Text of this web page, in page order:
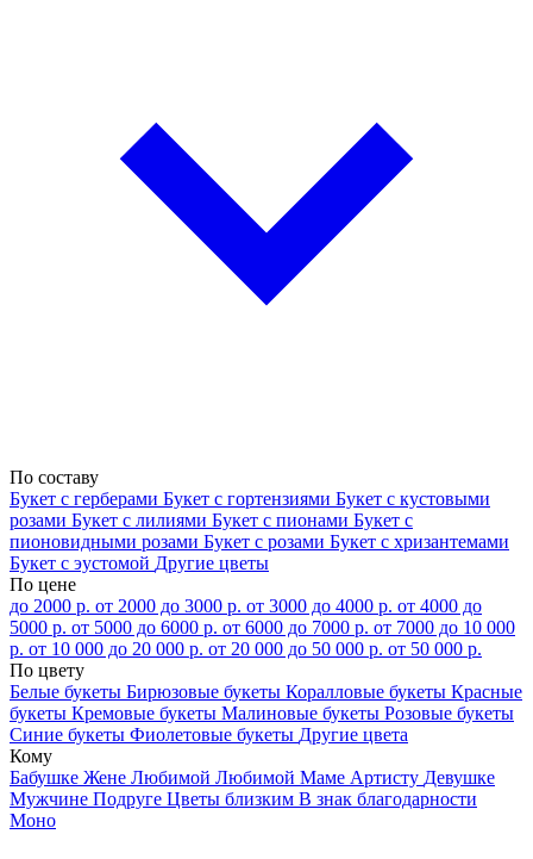
По составу
Букет с герберами Букет с гортензиями Букет с кустовыми
розами Букет с лилиями Букет с пионами Букет с
пионовидными розами Букет с розами Букет с хризантемами
Букет с эустомой Другие цветы
По цене
до 2000 р. от 2000 до 3000 р. от 3000 до 4000 р. от 4000 до
5000 р. от 5000 до 6000 р. от 6000 до 7000 р. от 7000 до 10 000
р. от 10 000 до 20 000 р. от 20 000 до 50 000 р. от 50 000 р.
По цвету
Белые букеты Бирюзовые букеты Коралловые букеты Красные
букеты Кремовые букеты Малиновые букеты Розовые букеты
Синие букеты Фиолетовые букеты Другие цвета
Кому
Бабушке Жене Любимой Любимой Маме Артисту Девушке
Мужчине Подруге Цветы близким В знак благодарности
Моно